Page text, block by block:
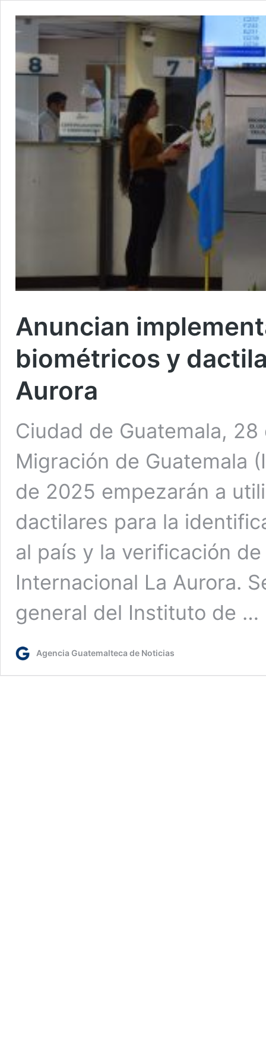
Anuncian
biométricos y
Aurora
Ciudad de Guatemala,
Migración de Guatemala
de 2025 empezarán a
dactilares para la
al país y la verificación
Internacional La Aurora.
general del Instituto de …
Agencia Guatemalteca de Noticias